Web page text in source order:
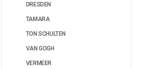
DRESDEN
TAMARA
TON SCHULTEN
VAN GOGH
VERMEER